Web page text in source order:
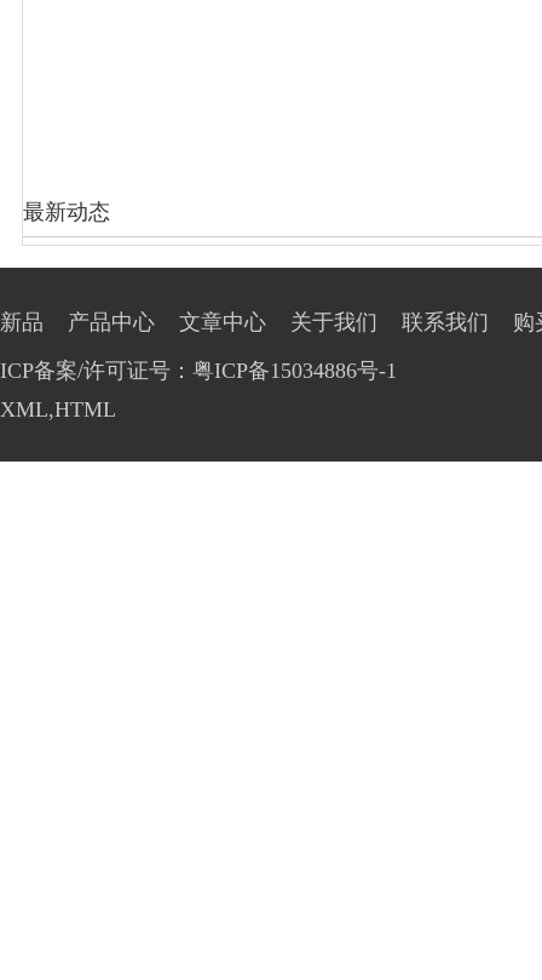
最新动态
新品 产品中心 文章中心 关于我们 联系我们
购
ICP备案/许可证号：粤ICP备15034886号-1
XML,HTML